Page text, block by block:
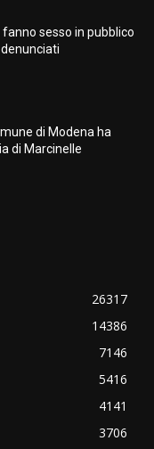
sesso in pubblico
di Modena ha
di Marcinelle
26317
14386
7146
5416
4141
3706